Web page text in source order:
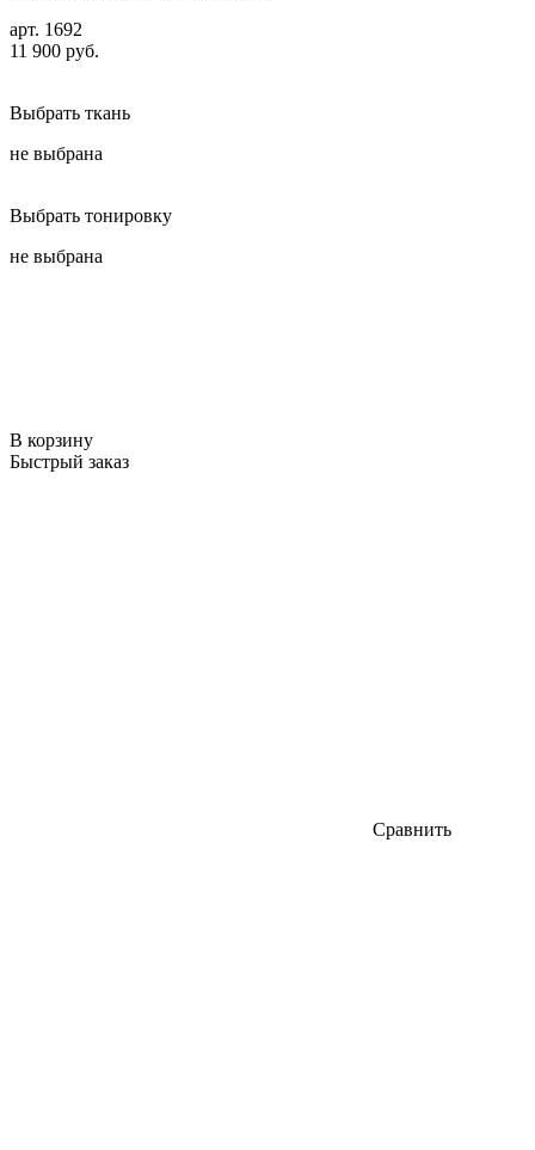
арт. 1692
11 900 руб.
Выбрать ткань
не выбрана
Выбрать тонировку
не выбрана
В корзину
Быстрый заказ
Сравнить